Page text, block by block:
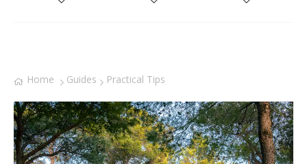
Home Guides Practical Tips